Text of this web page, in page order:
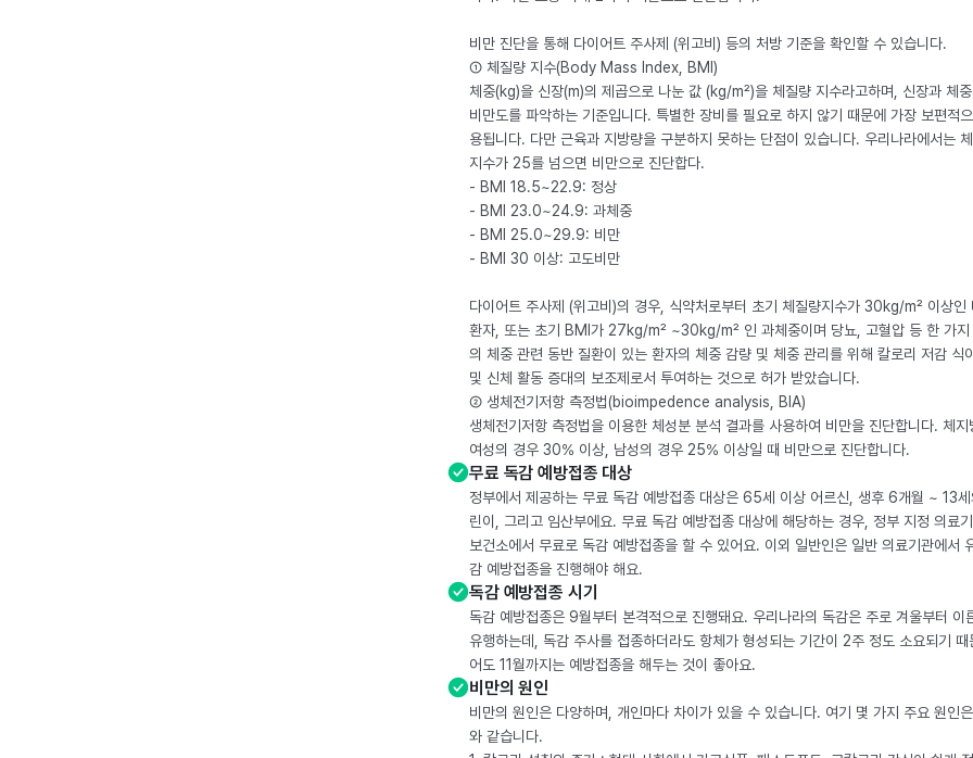
비만 진단을 통해 다이어트 주사제 (위고비) 등의 처방 기준을 확인할 수 있습니다.
① 체질량 지수(Body Mass Index, BMI)
체중(kg)을 신장(m)의 제곱으로 나눈 값 (kg/m²)을 체질량 지수라고하며, 신장과 체
비만도를 파악하는 기준입니다. 특별한 장비를 필요로 하지 않기 때문에 가장 보편적
용됩니다. 다만 근육과 지방량을 구분하지 못하는 단점이 있습니다. 우리나라에서는
지수가 25를 넘으면 비만으로 진단합다.
- BMI 18.5~22.9: 정상
- BMI 23.0~24.9: 과체중
- BMI 25.0~29.9: 비만
- BMI 30 이상: 고도비만
다이어트 주사제 (위고비)의 경우, 식약처로부터 초기 체질량지수가 30kg/m² 이상인
환자, 또는 초기 BMI가 27kg/m² ~30kg/m² 인 과체중이며 당뇨, 고혈압 등 한 가지
의 체중 관련 동반 질환이 있는 환자의 체중 감량 및 체중 관리를 위해 칼로리 저감 식
및 신체 활동 증대의 보조제로서 투여하는 것으로 허가 받았습니다.
② 생체전기저항 측정법(bioimpedence analysis, BIA)
생체전기저항 측정법을 이용한 체성분 분석 결과를 사용하여 비만을 진단합니다. 체지
여성의 경우 30% 이상, 남성의 경우 25% 이상일 때 비만으로 진단합니다.
무료 독감 예방접종 대상
정부에서 제공하는 무료 독감 예방접종 대상은 65세 이상 어르신, 생후 6개월 ~ 13
린이, 그리고 임산부에요. 무료 독감 예방접종 대상에 해당하는 경우, 정부 지정 의료
보건소에서 무료로 독감 예방접종을 할 수 있어요. 이외 일반인은 일반 의료기관에서
감 예방접종을 진행해야 해요.
독감 예방접종 시기
독감 예방접종은 9월부터 본격적으로 진행돼요. 우리나라의 독감은 주로 겨울부터 이
유행하는데, 독감 주사를 접종하더라도 항체가 형성되는 기간이 2주 정도 소요되기 때
어도 11월까지는 예방접종을 해두는 것이 좋아요.
비만의 원인
비만의 원인은 다양하며, 개인마다 차이가 있을 수 있습니다. 여기 몇 가지 주요 원인
와 같습니다.